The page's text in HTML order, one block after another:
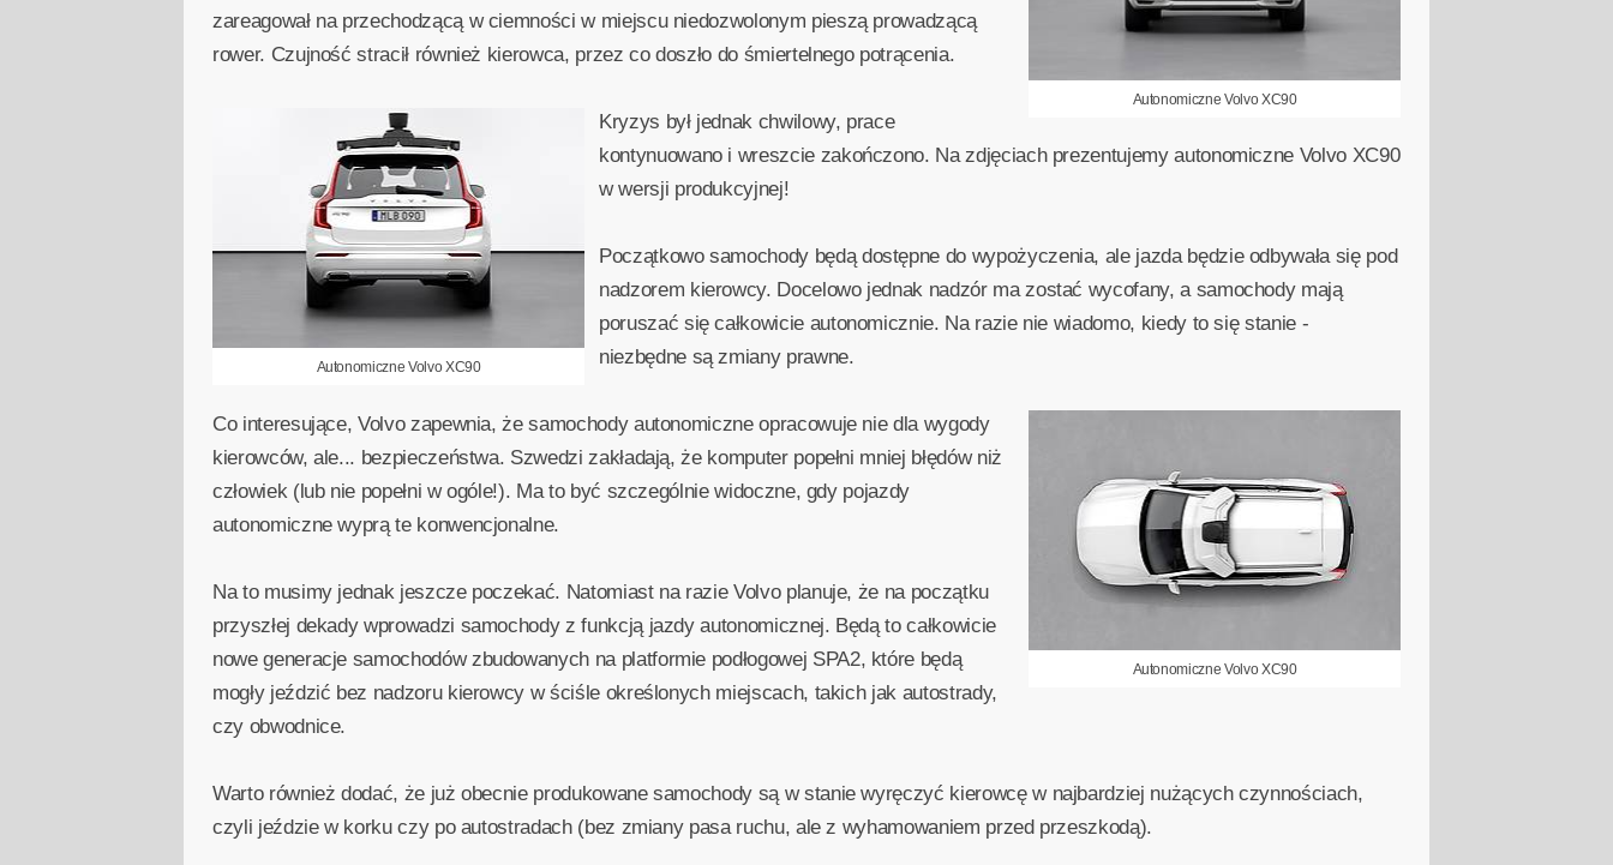
Autonomiczne Volvo XC90
zareagował na przechodzącą w ciemności w miejscu niedozwolonym pieszą prowadzącą
rower. Czujność stracił również kierowca, przez co doszło do śmiertelnego potrącenia.
Autonomiczne Volvo XC90
Kryzys był jednak chwilowy, prace
kontynuowano i wreszcie zakończono. Na zdjęciach prezentujemy autonomiczne Volvo XC90
w wersji produkcyjnej!
Początkowo samochody będą dostępne do wypożyczenia, ale jazda będzie odbywała się pod
nadzorem kierowcy. Docelowo jednak nadzór ma zostać wycofany, a samochody mają
poruszać się całkowicie autonomicznie. Na razie nie wiadomo, kiedy to się stanie -
niezbędne są zmiany prawne.
Autonomiczne Volvo XC90
Co interesujące, Volvo zapewnia, że samochody autonomiczne opracowuje nie dla wygody
kierowców, ale... bezpieczeństwa. Szwedzi zakładają, że komputer popełni mniej błędów niż
człowiek (lub nie popełni w ogóle!). Ma to być szczególnie widoczne, gdy pojazdy
autonomiczne wyprą te konwencjonalne.
Na to musimy jednak jeszcze poczekać. Natomiast na razie Volvo planuje, że na początku
przyszłej dekady wprowadzi samochody z funkcją jazdy autonomicznej. Będą to całkowicie
nowe generacje samochodów zbudowanych na platformie podłogowej SPA2, które będą
mogły jeździć bez nadzoru kierowcy w ściśle określonych miejscach, takich jak autostrady,
czy obwodnice.
Warto również dodać, że już obecnie produkowane samochody są w stanie wyręczyć kierowcę w najbardziej nużących czynnościach,
czyli jeździe w korku czy po autostradach (bez zmiany pasa ruchu, ale z wyhamowaniem przed przeszkodą).